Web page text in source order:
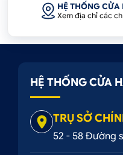
HỆ THỐNG CỬA
Xem địa chỉ các
HỆ THỐNG CỬA
TRỤ SỞ
52 - 58 Đường